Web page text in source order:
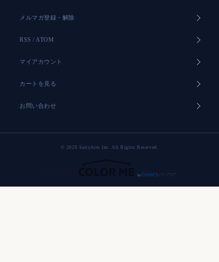
メルマガ登録・解除
RSS / ATOM
マイアカウント
カートを見る
お問い合わせ
© 2026 SaltyArts Inc. All Rights Reserved.